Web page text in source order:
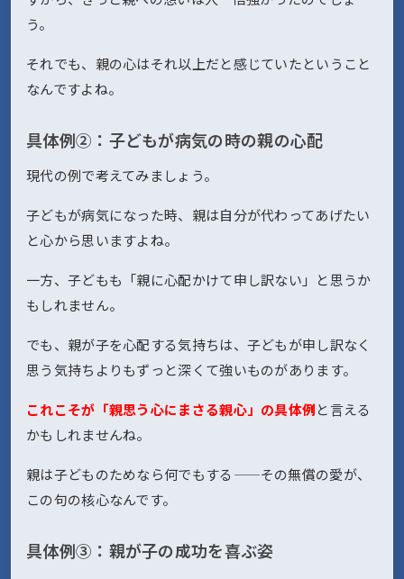
う。
それでも、親の心はそれ以上だと感じていたということ
なんですよね。
具体例②：子どもが病気の時の親の心配
現代の例で考えてみましょう。
子どもが病気になった時、親は自分が代わってあげたい
と心から思いますよね。
一方、子どもも「親に心配かけて申し訳ない」と思うか
もしれません。
でも、親が子を心配する気持ちは、子どもが申し訳なく
思う気持ちよりもずっと深くて強いものがあります。
これこそが「親思う心にまさる親心」の具体例と言える
かもしれませんね。
親は子どものためなら何でもする——その無償の愛が、
この句の核心なんです。
具体例③：親が子の成功を喜ぶ姿